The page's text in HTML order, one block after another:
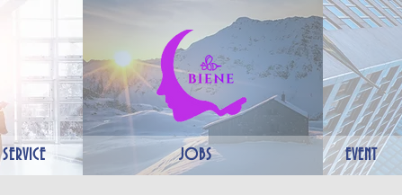
SERVICE JOBS EVENT